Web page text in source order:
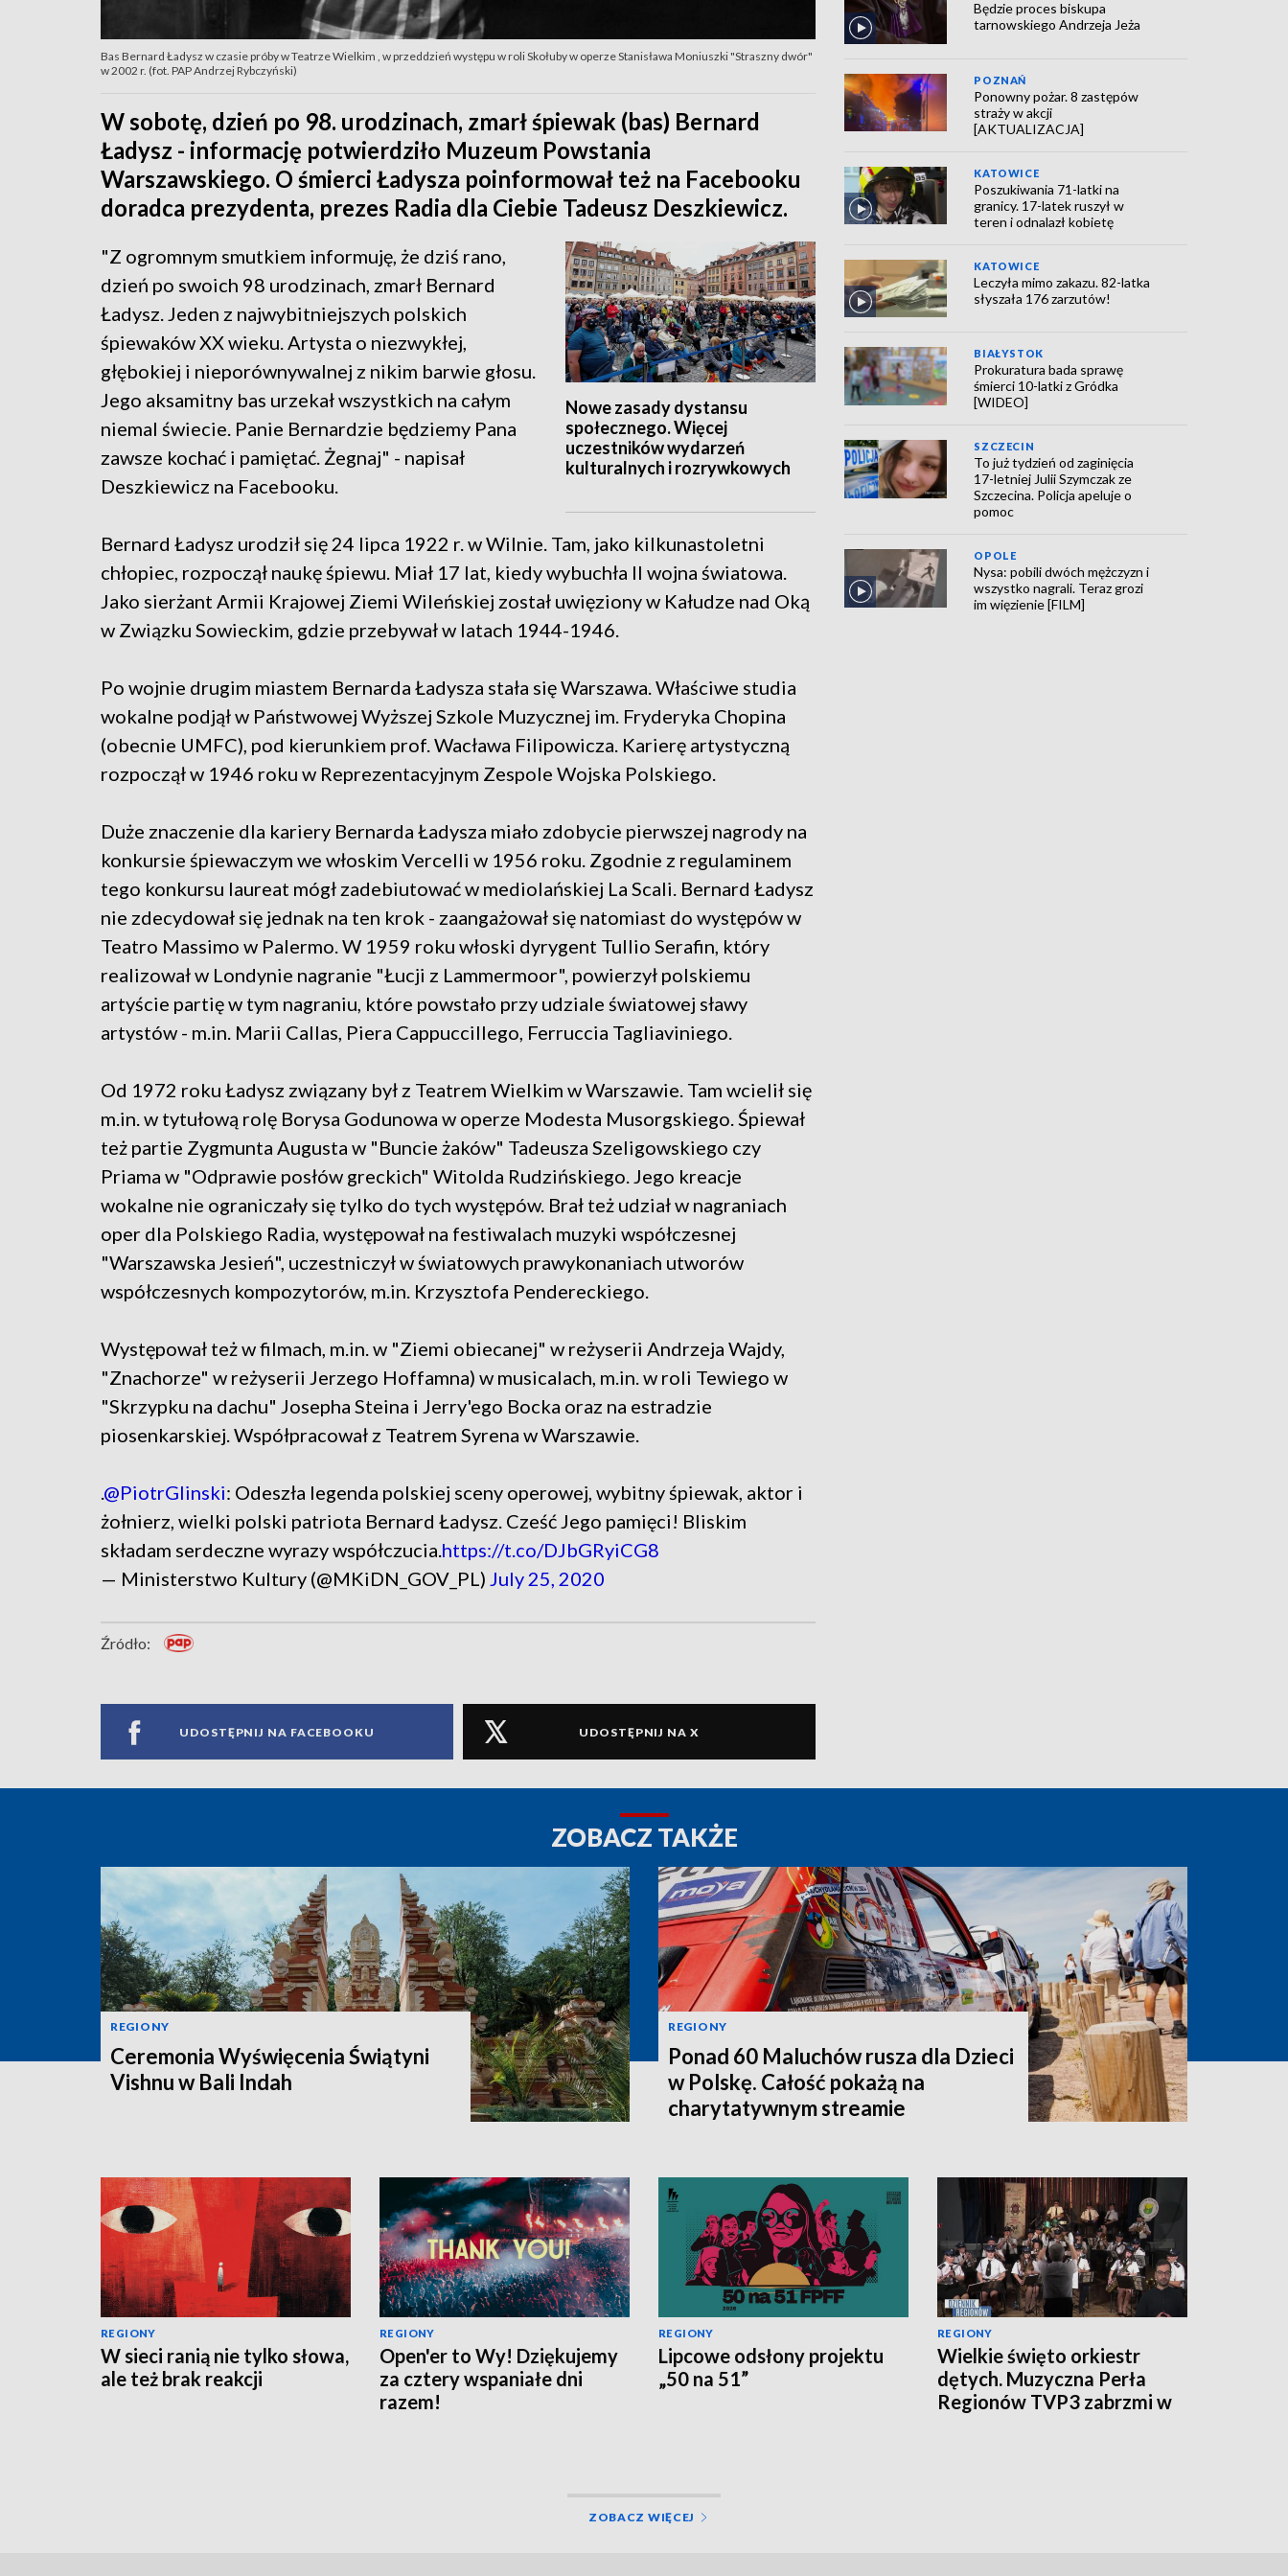
Bas Bernard Ładysz w czasie próby w Teatrze Wielkim , w przeddzień występu w roli Skołuby w operze Stanisława Moniuszki "Straszny dwór"
w 2002 r. (fot. PAP Andrzej Rybczyński)
W sobotę, dzień po 98. urodzinach, zmarł śpiewak (bas) Bernard
Ładysz - informację potwierdziło Muzeum Powstania
Warszawskiego. O śmierci Ładysza poinformował też na Facebooku
doradca prezydenta, prezes Radia dla Ciebie Tadeusz Deszkiewicz.
Nowe zasady dystansu
społecznego. Więcej
uczestników wydarzeń
kulturalnych i rozrywkowych
"Z ogromnym smutkiem informuję, że dziś rano,
dzień po swoich 98 urodzinach, zmarł Bernard
Ładysz. Jeden z najwybitniejszych polskich
śpiewaków XX wieku. Artysta o niezwykłej,
głębokiej i nieporównywalnej z nikim barwie głosu.
Jego aksamitny bas urzekał wszystkich na całym
niemal świecie. Panie Bernardzie będziemy Pana
zawsze kochać i pamiętać. Żegnaj" - napisał
Deszkiewicz na Facebooku.
Bernard Ładysz urodził się 24 lipca 1922 r. w Wilnie. Tam, jako kilkunastoletni
chłopiec, rozpoczął naukę śpiewu. Miał 17 lat, kiedy wybuchła II wojna światowa.
Jako sierżant Armii Krajowej Ziemi Wileńskiej został uwięziony w Kałudze nad Oką
w Związku Sowieckim, gdzie przebywał w latach 1944-1946.
Po wojnie drugim miastem Bernarda Ładysza stała się Warszawa. Właściwe studia
wokalne podjął w Państwowej Wyższej Szkole Muzycznej im. Fryderyka Chopina
(obecnie UMFC), pod kierunkiem prof. Wacława Filipowicza. Karierę artystyczną
rozpoczął w 1946 roku w Reprezentacyjnym Zespole Wojska Polskiego.
Duże znaczenie dla kariery Bernarda Ładysza miało zdobycie pierwszej nagrody na
konkursie śpiewaczym we włoskim Vercelli w 1956 roku. Zgodnie z regulaminem
tego konkursu laureat mógł zadebiutować w mediolańskiej La Scali. Bernard Ładysz
nie zdecydował się jednak na ten krok - zaangażował się natomiast do występów w
Teatro Massimo w Palermo. W 1959 roku włoski dyrygent Tullio Serafin, który
realizował w Londynie nagranie "Łucji z Lammermoor", powierzył polskiemu
artyście partię w tym nagraniu, które powstało przy udziale światowej sławy
artystów - m.in. Marii Callas, Piera Cappuccillego, Ferruccia Tagliaviniego.
Od 1972 roku Ładysz związany był z Teatrem Wielkim w Warszawie. Tam wcielił się
m.in. w tytułową rolę Borysa Godunowa w operze Modesta Musorgskiego. Śpiewał
też partie Zygmunta Augusta w "Buncie żaków" Tadeusza Szeligowskiego czy
Priama w "Odprawie posłów greckich" Witolda Rudzińskiego. Jego kreacje
wokalne nie ograniczały się tylko do tych występów. Brał też udział w nagraniach
oper dla Polskiego Radia, występował na festiwalach muzyki współczesnej
"Warszawska Jesień", uczestniczył w światowych prawykonaniach utworów
współczesnych kompozytorów, m.in. Krzysztofa Pendereckiego.
Występował też w filmach, m.in. w "Ziemi obiecanej" w reżyserii Andrzeja Wajdy,
"Znachorze" w reżyserii Jerzego Hoffamna) w musicalach, m.in. w roli Tewiego w
"Skrzypku na dachu" Josepha Steina i Jerry'ego Bocka oraz na estradzie
piosenkarskiej. Współpracował z Teatrem Syrena w Warszawie.
.@PiotrGlinski: Odeszła legenda polskiej sceny operowej, wybitny śpiewak, aktor i
żołnierz, wielki polski patriota Bernard Ładysz. Cześć Jego pamięci! Bliskim
składam serdeczne wyrazy współczucia.https://t.co/DJbGRyiCG8
— Ministerstwo Kultury (@MKiDN_GOV_PL) July 25, 2020
Źródło:
UDOSTĘPNIJ NA FACEBOOKU UDOSTĘPNIJ NA X
Będzie proces biskupa
tarnowskiego Andrzeja Jeża
POZNAŃ
Ponowny pożar. 8 zastępów
straży w akcji
[AKTUALIZACJA]
KATOWICE
Poszukiwania 71-latki na
granicy. 17-latek ruszył w
teren i odnalazł kobietę
KATOWICE
Leczyła mimo zakazu. 82-latka
słyszała 176 zarzutów!
BIAŁYSTOK
Prokuratura bada sprawę
śmierci 10-latki z Gródka
[WIDEO]
SZCZECIN
To już tydzień od zaginięcia
17-letniej Julii Szymczak ze
Szczecina. Policja apeluje o
pomoc
OPOLE
Nysa: pobili dwóch mężczyzn i
wszystko nagrali. Teraz grozi
im więzienie [FILM]
ZOBACZ TAKŻE
REGIONY
Ceremonia Wyświęcenia Świątyni
Vishnu w Bali Indah
REGIONY
Ponad 60 Maluchów rusza dla Dzieci
w Polskę. Całość pokażą na
charytatywnym streamie
REGIONY
W sieci ranią nie tylko słowa,
ale też brak reakcji
REGIONY
Open'er to Wy! Dziękujemy
za cztery wspaniałe dni
razem!
REGIONY
Lipcowe odsłony projektu
„50 na 51”
REGIONY
Wielkie święto orkiestr
dętych. Muzyczna Perła
Regionów TVP3 zabrzmi w
ZOBACZ WIĘCEJ